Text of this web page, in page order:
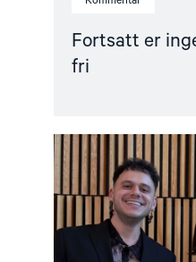
Fortsatt er
fri